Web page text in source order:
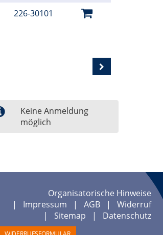
226-30101
Keine Anmeldung
möglich
Organisatorische Hinweise
Impressum
AGB
Widerruf
Sitemap
Datenschutz